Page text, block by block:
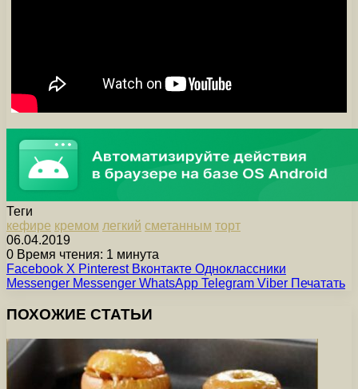
Теги
кефире кремом легкий сметанным торт
06.04.2019
0 Время чтения: 1 минута
Facebook X Pinterest Вконтакте Одноклассники
Messenger Messenger WhatsApp Telegram Viber Печатать
ПОХОЖИЕ СТАТЬИ